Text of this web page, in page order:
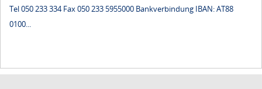
Tel 050 233 334 Fax 050 233 5955000 Bankverbindung IBAN: AT88
0100...